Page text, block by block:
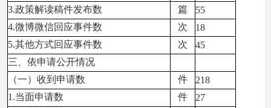
3.政策解读稿件发布数 篇
55
4.微博微信回应事件数
次
18
5.其他方式回应事件数
次
45
三、依申请公开情况
（一）收到申请数
件
218
1.当面申请数
件
27